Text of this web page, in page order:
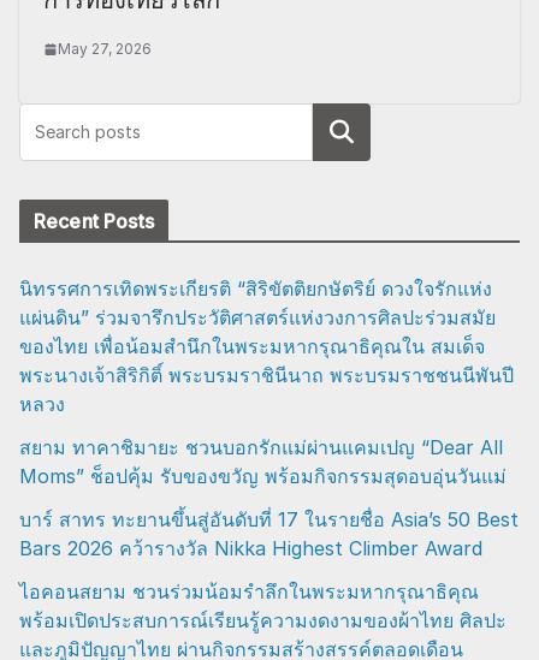
May 27, 2026
Search
Recent Posts
นิทรรศการเทิดพระเกียรติ “สิริขัตติยกษัตริย์ ดวงใจรักแห่ง
แผ่นดิน” ร่วมจารึกประวัติศาสตร์แห่งวงการศิลปะร่วมสมัย
ของไทย เพื่อน้อมสำนึกในพระมหากรุณาธิคุณใน สมเด็จ
พระนางเจ้าสิริกิติ์ พระบรมราชินีนาถ พระบรมราชชนนีพันปี
หลวง
สยาม ทาคาชิมายะ ชวนบอกรักแม่ผ่านแคมเปญ “Dear All
Moms” ช็อปคุ้ม รับของขวัญ พร้อมกิจกรรมสุดอบอุ่นวันแม่
บาร์ สาทร ทะยานขึ้นสู่อันดับที่ 17 ในรายชื่อ Asia’s 50 Best
Bars 2026 คว้ารางวัล Nikka Highest Climber Award
ไอคอนสยาม ชวนร่วมน้อมรำลึกในพระมหากรุณาธิคุณ
พร้อมเปิดประสบการณ์เรียนรู้ความงดงามของผ้าไทย ศิลปะ
และภูมิปัญญาไทย ผ่านกิจกรรมสร้างสรรค์ตลอดเดือน